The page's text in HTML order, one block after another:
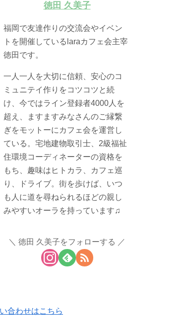
徳田 久美子
福岡で友達作りの交流会やイベン
トを開催しているlaraカフェ会主宰
徳田です。
一人一人を大切に信頼、安心のコ
ミュニテイ作りをコツコツと続
け、今ではライン登録者4000人を
超え、ますますみなさんのご縁繋
ぎをモットーにカフェ会を運営し
ている。宅地建物取引士、2級福祉
住環境コーディネーターの資格を
もち、趣味はヒトカラ、カフェ巡
り、ドライブ。街を歩けば、いつ
も人に道を尋ねられるほどの親し
みやすいオーラを持っています♫
徳田 久美子をフォローする
合わせはこちら